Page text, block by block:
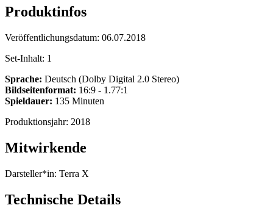
Produktinfos
Veröffentlichungsdatum: 06.07.2018
Set-Inhalt: 1
Sprache: Deutsch (Dolby Digital 2.0 Stereo)
Bildseitenformat: 16:9 - 1.77:1
Spieldauer: 135 Minuten
Produktionsjahr: 2018
Mitwirkende
Darsteller*in: Terra X
Technische Details